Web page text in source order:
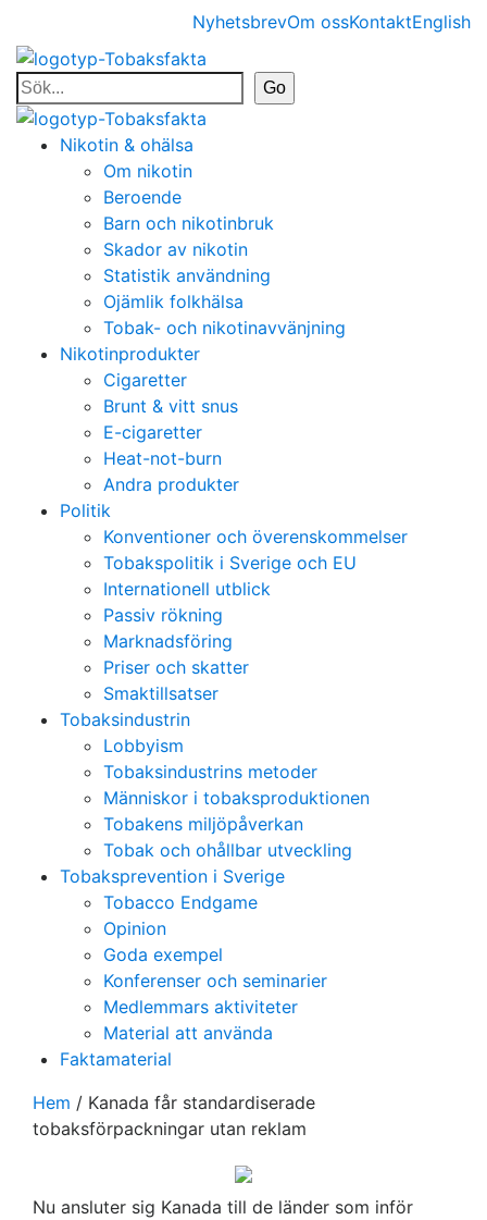
NyhetsbrevOm ossKontaktEnglish
Nikotin & ohälsa
Om nikotin
Beroende
Barn och nikotinbruk
Skador av nikotin
Statistik användning
Ojämlik folkhälsa
Tobak- och nikotinavvänjning
Nikotinprodukter
Cigaretter
Brunt & vitt snus
E-cigaretter
Heat-not-burn
Andra produkter
Politik
Konventioner och överenskommelser
Tobakspolitik i Sverige och EU
Internationell utblick
Passiv rökning
Marknadsföring
Priser och skatter
Smaktillsatser
Tobaksindustrin
Lobbyism
Tobaksindustrins metoder
Människor i tobaksproduktionen
Tobakens miljöpåverkan
Tobak och ohållbar utveckling
Tobaksprevention i Sverige
Tobacco Endgame
Opinion
Goda exempel
Konferenser och seminarier
Medlemmars aktiviteter
Material att använda
Faktamaterial
Hem / Kanada får standardiserade
tobaksförpackningar utan reklam
Nu ansluter sig Kanada till de länder som inför